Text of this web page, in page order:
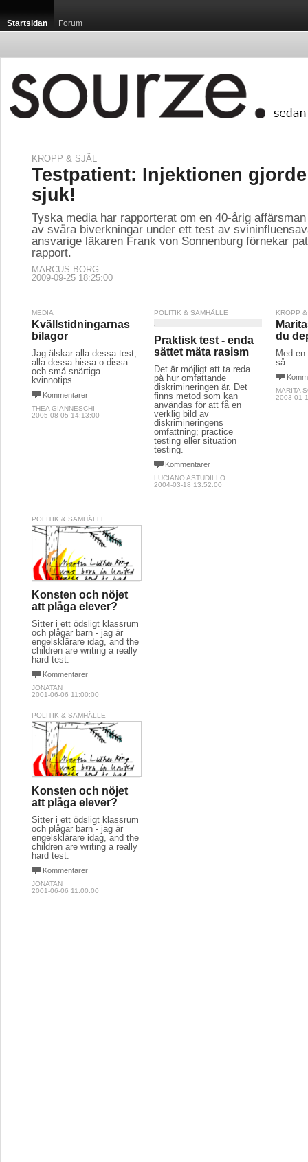
Startsidan Forum
KROPP & SJÄL
Testpatient: Injektionen
sjuk!
Tyska media har rapporterat om en 40-årig
av svåra biverkningar under ett test av
ansvarige läkaren Frank von Sonnenburg förnekar
rapport.
MARCUS BORG
2009-09-25 18:25:00
MEDIA
Kvällstidningarnas
bilagor
Jag älskar alla dessa test,
alla dessa hissa o dissa
och små snärtiga
kvinnotips.
Kommentarer
THEA GIANNESCHI
2005-08-05 14:13:00
POLITIK & SAMHÄLLE
Praktisk test - enda
sättet mäta rasism
Det är möjligt att ta reda
på hur omfattande
diskrimineringen är. Det
finns metod som kan
användas för att få en
verklig bild av
diskrimineringens
omfattning; practice
testing eller situation
testing.
Kommentarer
LUCIANO ASTUDILLO
2004-03-18 13:52:00
KROPP
du
Med
så...
MARITA
2003-01-
POLITIK & SAMHÄLLE
Konsten och nöjet
att plåga elever?
Sitter i ett ödsligt klassrum
och plågar barn - jag är
engelsklärare idag, and the
children are writing a really
hard test.
Kommentarer
JONATAN
2001-06-06 11:00:00
POLITIK & SAMHÄLLE
Konsten och nöjet
att plåga elever?
Sitter i ett ödsligt klassrum
och plågar barn - jag är
engelsklärare idag, and the
children are writing a really
hard test.
Kommentarer
JONATAN
2001-06-06 11:00:00